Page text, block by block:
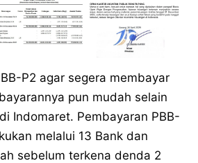
P2 agar segera membayar
pun mudah selain
Indomaret. Pembayaran PBB-
melalui 13 Bank dan
sebelum terkena denda 2